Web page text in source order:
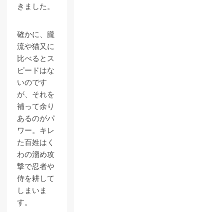
きました。
確かに、朧
流や猫又に
比べるとス
ピードはな
いのです
が、それを
補って余り
あるのがパ
ワー。キレ
た百姓はく
わの溜め攻
撃で忍者や
侍を耕して
しまいま
す。